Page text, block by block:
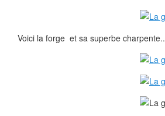
Voici la forge et sa superbe charpente..